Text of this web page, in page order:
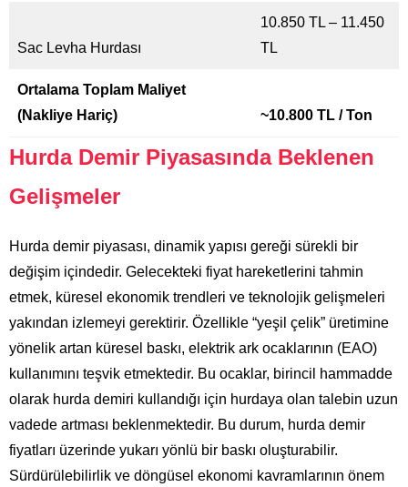
Sac Levha Hurdası
10.850 TL – 11.450
TL
Ortalama Toplam Maliyet
(Nakliye Hariç)
~10.800 TL / Ton
Hurda Demir Piyasasında Beklenen
Gelişmeler
Hurda demir piyasası, dinamik yapısı gereği sürekli bir
değişim içindedir. Gelecekteki fiyat hareketlerini tahmin
etmek, küresel ekonomik trendleri ve teknolojik gelişmeleri
yakından izlemeyi gerektirir. Özellikle “yeşil çelik” üretimine
yönelik artan küresel baskı, elektrik ark ocaklarının (EAO)
kullanımını teşvik etmektedir. Bu ocaklar, birincil hammadde
olarak hurda demiri kullandığı için hurdaya olan talebin uzun
vadede artması beklenmektedir. Bu durum, hurda demir
fiyatları üzerinde yukarı yönlü bir baskı oluşturabilir.
Sürdürülebilirlik ve döngüsel ekonomi kavramlarının önem